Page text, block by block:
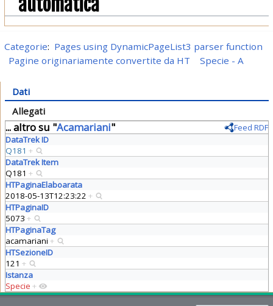
Categorie: Pages using DynamicPageList3 parser function
Pagine originariamente convertite da HT
Specie - A
Dati
Allegati
... altro su "Acamariani"
Feed RDF
DataTrek ID
Q181 +
DataTrek Item
Q181 +
HTPaginaElaboarata
2018-05-13T12:23:22 +
HTPaginaID
5073 +
HTPaginaTag
acamariani +
HTSezioneID
121 +
Istanza
Specie +